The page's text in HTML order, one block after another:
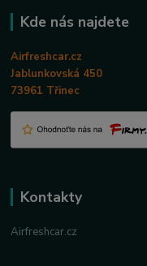
Kde nás najdete
Airfreshcar.cz
Jablunkovská 450
73961 Třinec
Kontakty
Airfreshcar.cz